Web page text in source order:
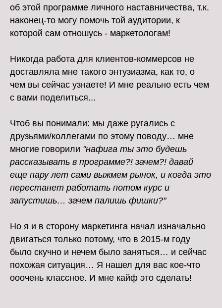
об этой программе личного наставничества, т.к.
наконец-то могу помочь той аудитории, к
которой сам отношусь - маркетологам!
Никогда работа для клиентов-коммерсов не
доставляла мне такого энтузиазма, как то, о
чем вы сейчас узнаете! И мне реально есть чем
с вами поделиться...
Чтоб вы понимали: мы даже ругались с
друзьями/коллегами по этому поводу… мне
многие говорили "нафига ты это будешь
рассказывать в программе?! зачем?! давай
еще пару лет сами выжмем рынок, и когда это
перестанет работать потом курс и
запустишь… зачем палишь фишки?"
Но я и в сторону маркетинга начал изначально
двигаться только потому, что в 2015-м году
было скучно и нечем было заняться… и сейчас
похожая ситуация… Я нашел для вас кое-что
ооочень классное. И мне кайф это сделать!